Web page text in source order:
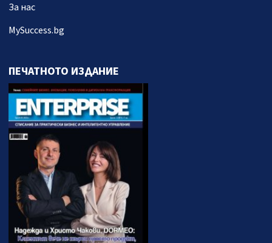
За нас
MySuccess.bg
ПЕЧАТНОТО ИЗДАНИЕ